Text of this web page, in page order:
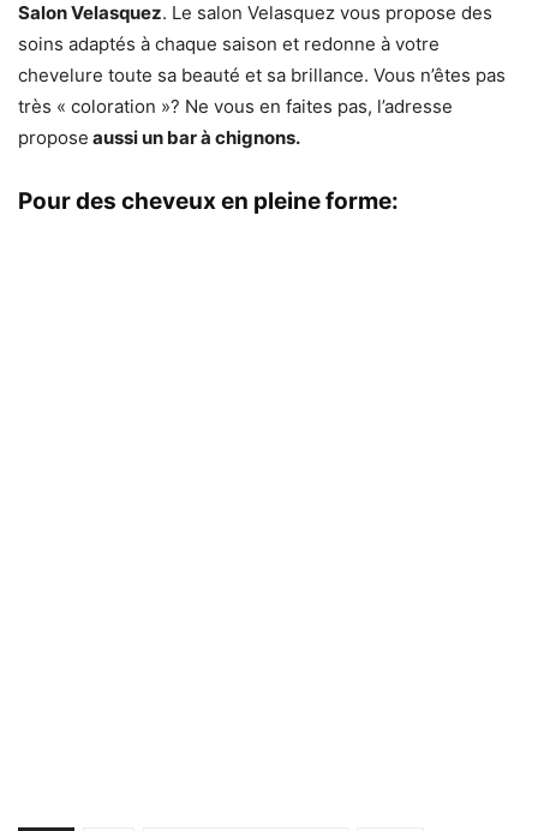
Salon Velasquez. Le salon Velasquez vous propose des
soins adaptés à chaque saison et redonne à votre
chevelure toute sa beauté et sa brillance. Vous n’êtes pas
très « coloration »? Ne vous en faites pas, l’adresse
propose aussi un bar à chignons.
Pour des cheveux en pleine forme: